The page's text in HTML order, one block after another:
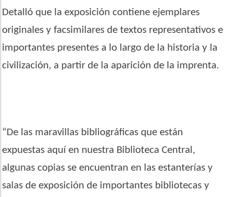
Detalló que la exposición contiene ejemplares
originales y facsimilares de textos representativos e
importantes presentes a lo largo de la historia y la
civilización, a partir de la aparición de la imprenta.
“De las maravillas bibliográficas que están
expuestas aquí en nuestra Biblioteca Central,
algunas copias se encuentran en las estanterías y
salas de exposición de importantes bibliotecas y